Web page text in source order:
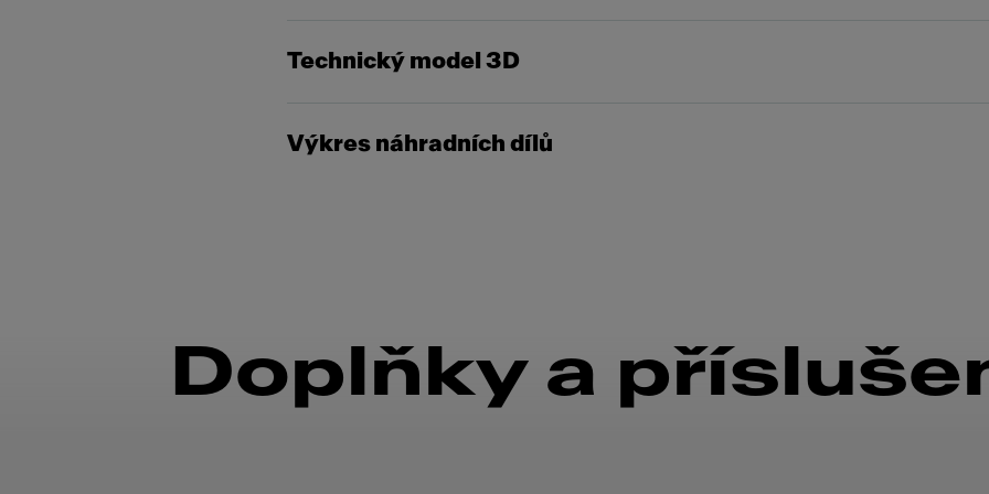
Technický model 3D
Výkres náhradních dílů
Doplňky a